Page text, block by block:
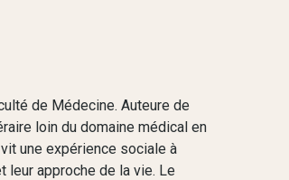
de Médecine. Auteure de
loin du domaine médical en
une expérience sociale à
leur approche de la vie. Le